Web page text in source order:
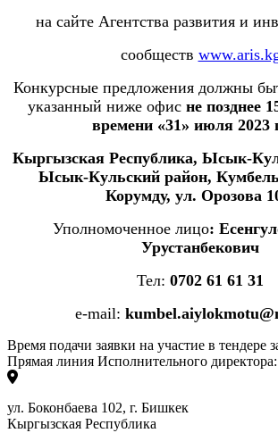
на сайте Агентства развития и
сообществ
Конкурсные предложения должны
указанный ниже офис не позднее
времени «31» июля 2023
Кыргызская Республика, Ысык-
Ысык-Кульский район,
Корумду, ул. Орозова
Уполномоченное лицо:
Урустанбекович
Тел: 0702 61 61 31
e-mail: kumbel.aiylokmotu@
Время подачи заявки на участие в тендере
Прямая линия Исполнительного директора:
ул. Боконбаева 102, г. Бишкек
Кыргызская Республика